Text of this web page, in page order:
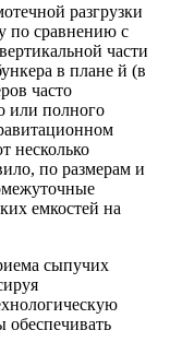
разгрузки
по сравнению с
части
в плане й (в
часто
или полного
несколько
по размерам и
емкостей на
сыпучих